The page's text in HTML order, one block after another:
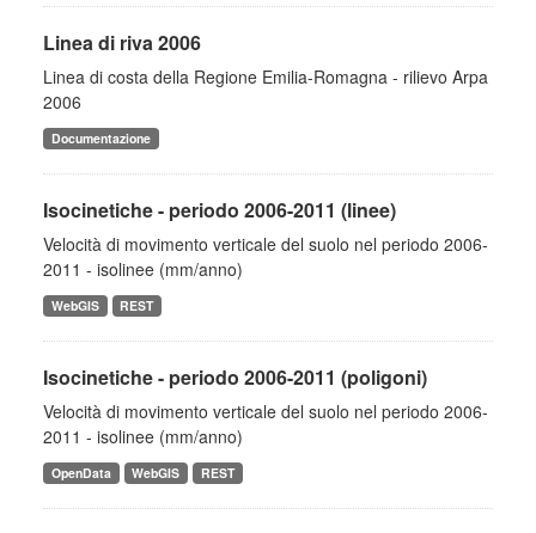
Linea di riva 2006
Linea di costa della Regione Emilia-Romagna - rilievo Arpa
2006
Documentazione
Isocinetiche - periodo 2006-2011 (linee)
Velocità di movimento verticale del suolo nel periodo 2006-
2011 - isolinee (mm/anno)
WebGIS REST
Isocinetiche - periodo 2006-2011 (poligoni)
Velocità di movimento verticale del suolo nel periodo 2006-
2011 - isolinee (mm/anno)
OpenData WebGIS REST